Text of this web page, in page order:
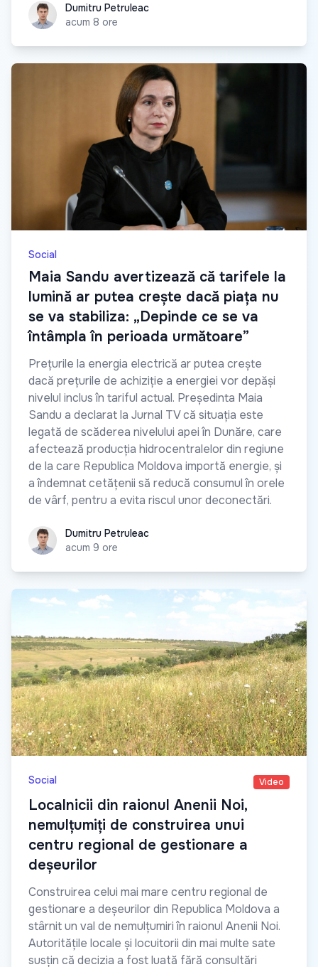
Dumitru Petruleac
Dumitru Petruleac
acum 8 ore
Social
Maia Sandu avertizează că tarifele la
lumină ar putea crește dacă piața nu
se va stabiliza: „Depinde ce se va
întâmpla în perioada următoare”
Prețurile la energia electrică ar putea crește
dacă prețurile de achiziție a energiei vor depăși
nivelul inclus în tariful actual. Președinta Maia
Sandu a declarat la Jurnal TV că situația este
legată de scăderea nivelului apei în Dunăre, care
afectează producția hidrocentralelor din regiune
de la care Republica Moldova importă energie, și
a îndemnat cetățenii să reducă consumul în orele
de vârf, pentru a evita riscul unor deconectări.
Dumitru Petruleac
Dumitru Petruleac
acum 9 ore
Social Video
Localnicii din raionul Anenii Noi,
nemulțumiți de construirea unui
centru regional de gestionare a
deșeurilor
Construirea celui mai mare centru regional de
gestionare a deșeurilor din Republica Moldova a
stârnit un val de nemulțumiri în raionul Anenii Noi.
Autoritățile locale și locuitorii din mai multe sate
susțin că decizia a fost luată fără consultări